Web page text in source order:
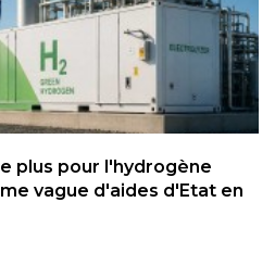
plus pour l'hydrogène
vague d'aides d'Etat en